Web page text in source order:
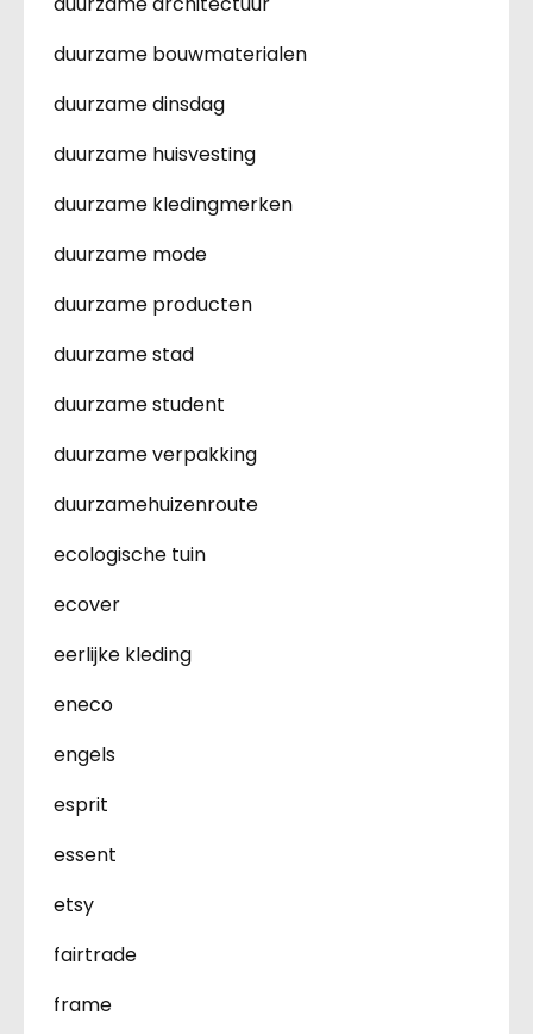
duurzame bouwmaterialen
duurzame dinsdag
duurzame huisvesting
duurzame kledingmerken
duurzame mode
duurzame producten
duurzame stad
duurzame student
duurzame verpakking
duurzamehuizenroute
ecologische tuin
ecover
eerlijke kleding
eneco
engels
esprit
essent
etsy
fairtrade
frame